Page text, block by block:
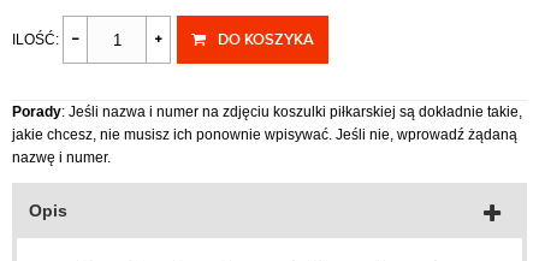
ILOŚĆ: DO KOSZYKA
Porady: Jeśli nazwa i numer na zdjęciu koszulki piłkarskiej są dokładnie takie,
jakie chcesz, nie musisz ich ponownie wpisywać. Jeśli nie, wprowadź żądaną
nazwę i numer.
Opis